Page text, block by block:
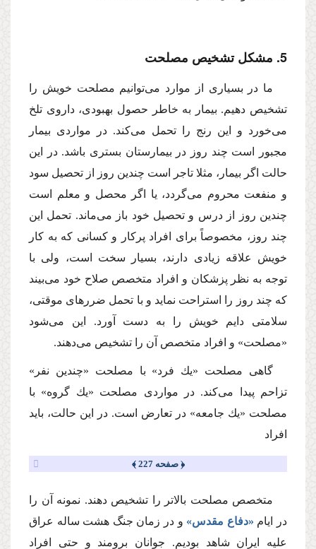
5. مشكل تشخیص مصلحت
ما در بسیارى از موارد مى‌توانیم مصلحت خویش را
تشخیص دهیم. بیمار به خاطر حصول بهبودى، داروى تلخ
مى‌خورد و این رنج را تحمل مى‌كند. در مواردى بیمار
مجبور است چند روز در بیمارستان بسترى باشد. در این
حالت اگر بیمار، مثلا تاجر است چندین روز از تحصیل سود
و منفعت محروم مى‌گردد، یا اگر محصل و معلم است
چندین روز از درس و تحصیل خود باز مى‌ماند. تحمل این
چند روز، مخصوصاً براى افراد پركار و كسانى كه به كار
خویش علاقه زیادى دارند، بسیار سخت است، ولى با
توجه به نظر پزشكان و افراد متخصص صلاح خود مى‌بیند
كه چند روز را استراحت نماید و با تحمل ضررهاى موقتى،
سلامتى دایم خویش را به دست آورد. این مى‌شود
«مصلحت» و افراد متخصص آن را تشخیص مى‌دهند.
گاهى مصلحت «یك فرد» با مصلحت «چندین نفر»
تزاحم پیدا مى‌كند. در مواردى مصلحت «یك گروه» با
مصلحت «یك جامعه» در تعارض است. در این حالت، باید
افراد
﴿ صفحه 227 ﴾
متخصص مصلحت بالاتر را تشخیص دهند. نمونه آن را
در ایام «دفاع مقدس» و در زمان جنگ هشت ساله عراق
علیه ایران شاهد بودیم. جوانان برومند و حتى افراد